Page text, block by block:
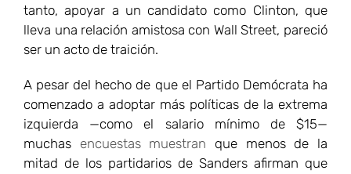
tanto, apoyar a un candidato como Clinton, que
lleva una relación amistosa con Wall Street, pareció
ser un acto de traición.
A pesar del hecho de que el Partido Demócrata ha
comenzado a adoptar más políticas de la extrema
izquierda —como el salario mínimo de $15—
muchas encuestas muestran que menos de la
mitad de los partidarios de Sanders afirman que